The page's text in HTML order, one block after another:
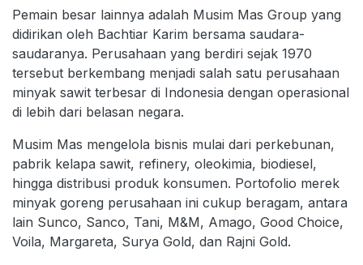
Pemain besar lainnya adalah Musim Mas Group yang
didirikan oleh Bachtiar Karim bersama saudara-
saudaranya. Perusahaan yang berdiri sejak 1970
tersebut berkembang menjadi salah satu perusahaan
minyak sawit terbesar di Indonesia dengan operasional
di lebih dari belasan negara.
Musim Mas mengelola bisnis mulai dari perkebunan,
pabrik kelapa sawit, refinery, oleokimia, biodiesel,
hingga distribusi produk konsumen. Portofolio merek
minyak goreng perusahaan ini cukup beragam, antara
lain Sunco, Sanco, Tani, M&M, Amago, Good Choice,
Voila, Margareta, Surya Gold, dan Rajni Gold.